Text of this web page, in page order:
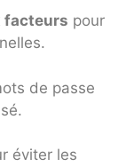
facteurs pour
de passe
éviter les